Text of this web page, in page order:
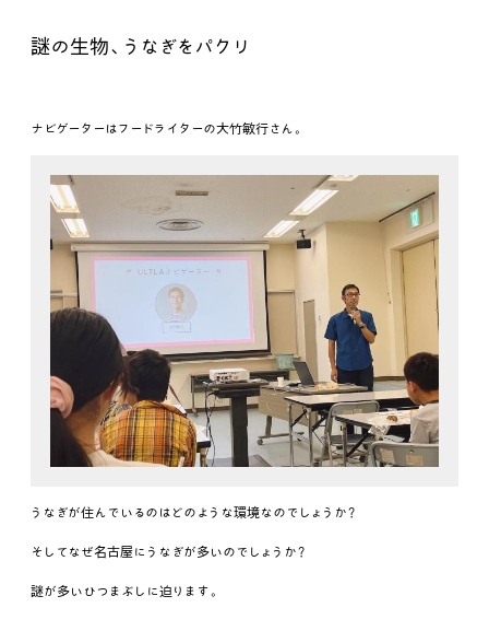
謎の生物、うなぎをパクリ
ナビゲーターはフードライターの大竹敏行さん。
うなぎが住んでいるのはどのような環境なのでしょうか？
そしてなぜ名古屋にうなぎが多いのでしょうか？
謎が多いひつまぶしに迫ります。